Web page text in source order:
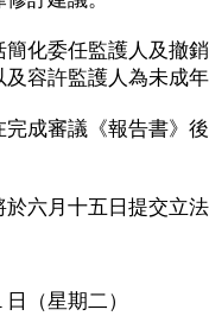
委任監護人及撤銷
及容許監護人為未成
審議《報告書》後
六月十五日提交立法
（星期二）